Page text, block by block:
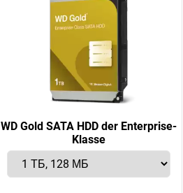
WD Gold SATA HDD der Enterprise-
Klasse